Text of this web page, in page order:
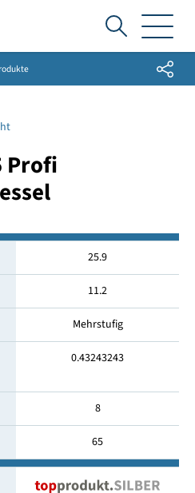
Ich
suche...Share
Profi
25.9
11.2
Mehrstufig
0.43243243
8
65